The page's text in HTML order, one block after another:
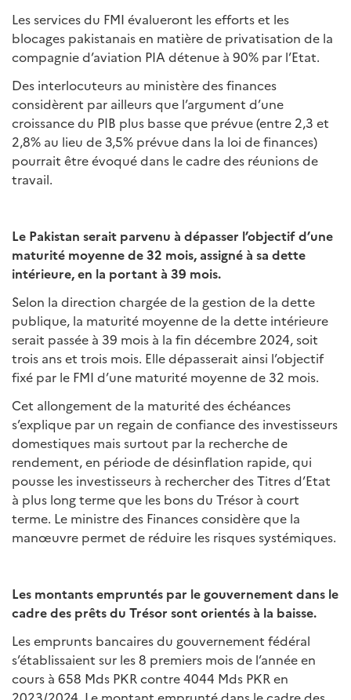
Les services du FMI évalueront les efforts et les
blocages pakistanais en matière de privatisation de la
compagnie d’aviation PIA détenue à 90% par l’Etat.
Des interlocuteurs au ministère des finances
considèrent par ailleurs que l’argument d’une
croissance du PIB plus basse que prévue (entre 2,3 et
2,8% au lieu de 3,5% prévue dans la loi de finances)
pourrait être évoqué dans le cadre des réunions de
travail.
Le Pakistan serait parvenu à dépasser l’objectif d’une
maturité moyenne de 32 mois, assigné à sa dette
intérieure, en la portant à 39 mois.
Selon la direction chargée de la gestion de la dette
publique, la maturité moyenne de la dette intérieure
serait passée à 39 mois à la fin décembre 2024, soit
trois ans et trois mois. Elle dépasserait ainsi l’objectif
fixé par le FMI d’une maturité moyenne de 32 mois.
Cet allongement de la maturité des échéances
s’explique par un regain de confiance des investisseurs
domestiques mais surtout par la recherche de
rendement, en période de désinflation rapide, qui
pousse les investisseurs à rechercher des Titres d’Etat
à plus long terme que les bons du Trésor à court
terme. Le ministre des Finances considère que la
manœuvre permet de réduire les risques systémiques.
Les montants empruntés par le gouvernement dans le
cadre des prêts du Trésor sont orientés à la baisse.
Les emprunts bancaires du gouvernement fédéral
s’établissaient sur les 8 premiers mois de l’année en
cours à 658 Mds PKR contre 4044 Mds PKR en